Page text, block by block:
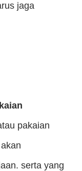
jaga
pakaian
serta yang